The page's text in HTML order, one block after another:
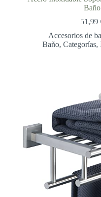
51,99
Accesorios de
Baño,Categorías,